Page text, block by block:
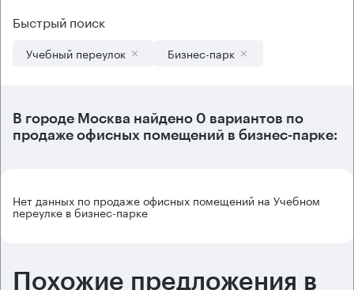
Быстрый поиск
Учебный переулок Бизнес-парк
В городе Москва найдено 0 вариантов по
продаже офисных помещений в бизнес-парке:
Нет данных по продаже офисных помещений на Учебном
переулке в бизнес-парке
Похожие предложения в